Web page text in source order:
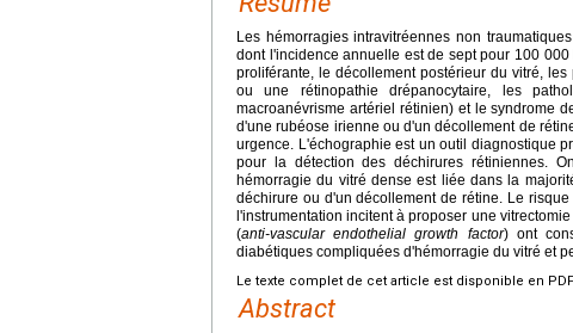
Les hémorragies intravitréennes non
dont l'incidence annuelle est de sept pour 100
proliférante, le décollement postérieur du vitré,
ou une rétinopathie drépanocytaire, les
macroanévrisme artériel rétinien) et le syndrome
d'une rubéose irienne ou d'un décollement de
urgence. L'échographie est un outil diagnostique
pour la détection des déchirures rétiniennes.
hémorragie du vitré dense est liée dans la
déchirure ou d'un décollement de rétine. Le
l'instrumentation incitent à proposer une
(anti-vascular endothelial growth factor) ont
diabétiques compliquées d'hémorragie du vitré et
Le texte complet de cet article est disponible en
Abstract